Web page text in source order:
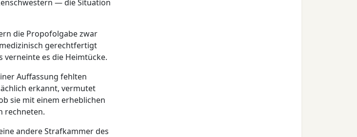
— die Situation
die Propofolgabe zwar
gerechtfertigt
verneinte es die Heimtücke.
Auffassung fehlten
erkannt, vermutet
sie mit einem erheblichen
rechneten.
andere Strafkammer des